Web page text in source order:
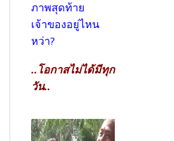
ภาพสุดท้าย
เจ้าของอยู่ไหน
หว่า?
..โอกาสไม่ได้มีทุก
วัน..